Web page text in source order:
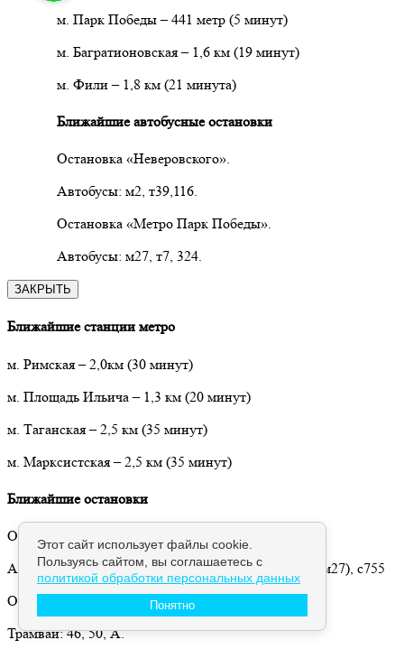
м. Парк Победы – 441 метр (5 минут)
м. Багратионовская – 1,6 км (19 минут)
м. Фили – 1,8 км (21 минута)
Ближайшие автобусные остановки
Остановка «Неверовского».
Автобусы: м2, т39,116.
Остановка «Метро Парк Победы».
Автобусы: м27, т7, 324.
ЗАКРЫТЬ
Ближайшие станции метро
м. Римская– 2,0км (30 минут)
м. Площадь Ильича– 1,3 км (20 минут)
м. Таганская–2,5 км (35 минут)
м. Марксистская – 2,5 км (35 минут)
Ближайшие остановки
Остановка «Институт радиосвязи».
Автобусы: 51, 766 (бывший т26), т63, м7 (бывший м27), с755
Остановка «Малый Калитниковский проезд».
Трамваи: 46, 50, А.
Этот сайт использует файлы cookie.
Пользуясь сайтом, вы соглашаетесь с
политикой обработки персональных данных
Понятно